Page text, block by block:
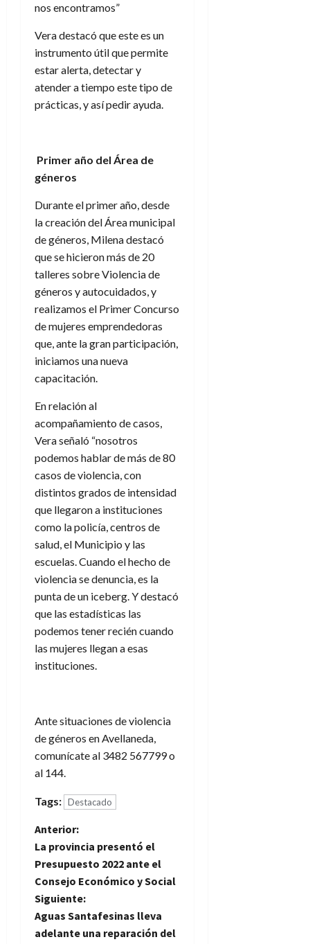
nos encontramos”
Vera destacó que este es un
instrumento útil que permite
estar alerta, detectar y
atender a tiempo este tipo de
prácticas, y así pedir ayuda.
Primer año del Área de
géneros
Durante el primer año, desde
la creación del Área municipal
de géneros, Milena destacó
que se hicieron más de 20
talleres sobre Violencia de
géneros y autocuidados, y
realizamos el Primer Concurso
de mujeres emprendedoras
que, ante la gran participación,
iniciamos una nueva
capacitación.
En relación al
acompañamiento de casos,
Vera señaló “nosotros
podemos hablar de más de 80
casos de violencia, con
distintos grados de intensidad
que llegaron a instituciones
como la policía, centros de
salud, el Municipio y las
escuelas. Cuando el hecho de
violencia se denuncia, es la
punta de un iceberg. Y destacó
que las estadísticas las
podemos tener recién cuando
las mujeres llegan a esas
instituciones.
Ante situaciones de violencia
de géneros en Avellaneda,
comunícate al 3482 567799 o
al 144.
Tags: Destacado
N
a
v
e
Anterior:
La provincia presentó el
Presupuesto 2022 ante el
Consejo Económico y Social
Siguiente:
Aguas Santafesinas lleva
adelante una reparación del